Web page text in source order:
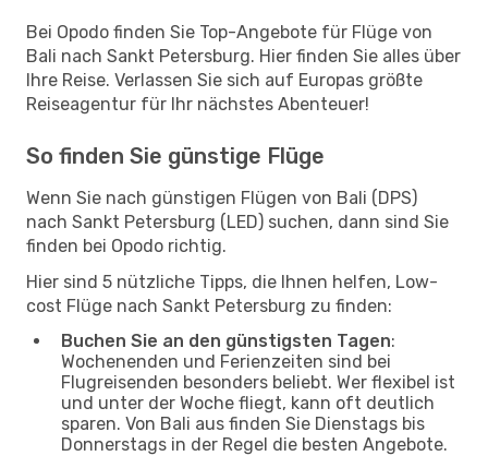
Bei Opodo finden Sie Top-Angebote für Flüge von
Bali nach Sankt Petersburg. Hier finden Sie alles über
Ihre Reise. Verlassen Sie sich auf Europas größte
Reiseagentur für Ihr nächstes Abenteuer!
So finden Sie günstige Flüge
Wenn Sie nach günstigen Flügen von Bali (DPS)
nach Sankt Petersburg (LED) suchen, dann sind Sie
finden bei Opodo richtig.
Hier sind 5 nützliche Tipps, die Ihnen helfen, Low-
cost Flüge nach Sankt Petersburg zu finden:
Buchen Sie an den günstigsten Tagen:
Wochenenden und Ferienzeiten sind bei
Flugreisenden besonders beliebt. Wer flexibel ist
und unter der Woche fliegt, kann oft deutlich
sparen. Von Bali aus finden Sie Dienstags bis
Donnerstags in der Regel die besten Angebote.